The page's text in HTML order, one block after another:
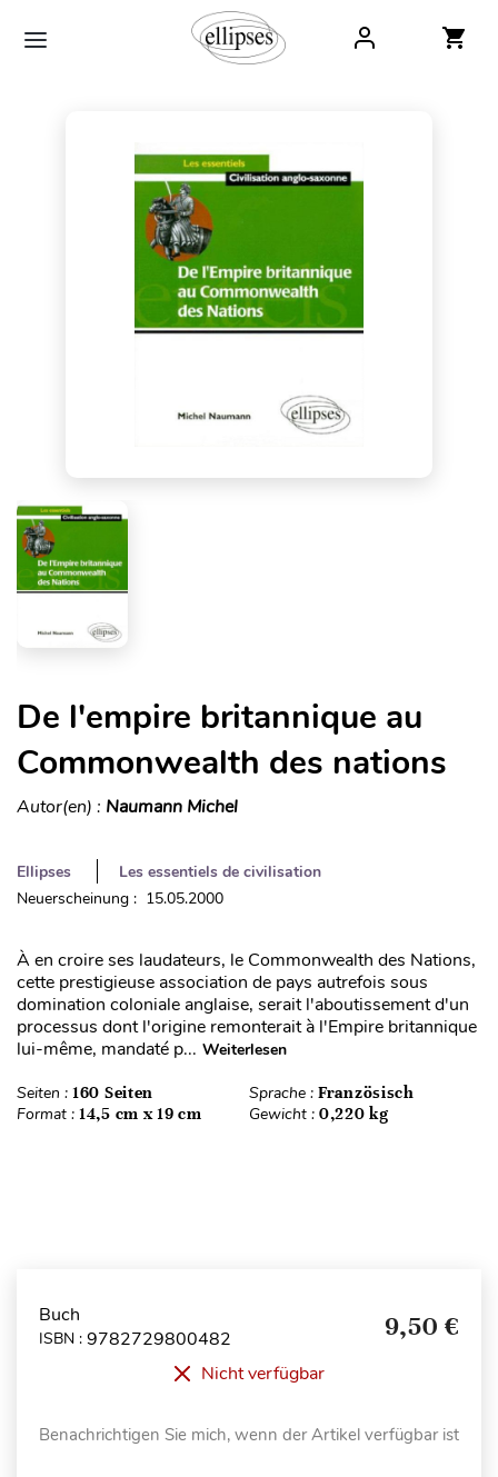
De l'empire britannique au
Commonwealth des nations
Autor(en) : Naumann Michel
Ellipses
Les essentiels de civilisation
Neuerscheinung : 15.05.2000
À en croire ses laudateurs, le Commonwealth des Nations,
cette prestigieuse association de pays autrefois sous
domination coloniale anglaise, serait l'aboutissement d'un
processus dont l'origine remonterait à l'Empire britannique
lui-même, mandaté p... Weiterlesen
Seiten : 160 Seiten Sprache : Französisch
Format : 14,5 cm x 19 cm Gewicht : 0,220 kg
Buch
ISBN : 9782729800482 9,50 €
Nicht verfügbar
Benachrichtigen Sie mich, wenn der Artikel verfügbar ist